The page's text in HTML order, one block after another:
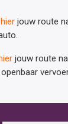
hier jouw route
jouw route